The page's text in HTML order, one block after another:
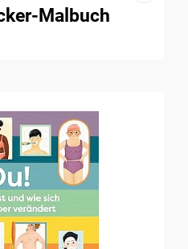
Malbuch